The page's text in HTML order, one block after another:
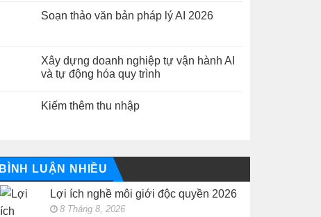
môi
giới
luận
ở
kết
với
bản
Soạn thảo văn bản pháp lý AI 2026
luận
ở
Soạn
bản
pháp
Xây dựng doanh nghiệp tự vận hành AI
và tự động hóa quy trình
bình
nghiệp
tự
vận
hành
Kiếm thêm thu nhập
ở
Kiếm
thêm
thu
nhập
BÌNH LUẬN NHIỀU
Lợi ích nghề môi giới độc quyền 2026
8 Tháng 8, 2026